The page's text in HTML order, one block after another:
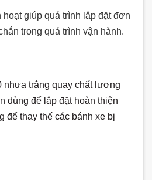
giúp quá trình lắp đặt đơn
trong quá trình vận hành.
nhựa trắng quay chất lượng
dùng để lắp đặt hoàn thiện
để thay thế các bánh xe bị